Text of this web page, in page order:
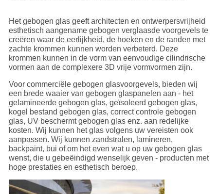
Het gebogen glas geeft architecten en ontwerpersvrijheid
esthetisch aangename gebogen verglaasde voorgevels te
creëren waar de eerlijkheid, de hoeken en de randen met
zachte krommen kunnen worden verbeterd. Deze
krommen kunnen in de vorm van eenvoudige cilindrische
vormen aan de complexere 3D vrije vormvormen zijn.
Voor commerciële gebogen glasvoorgevels, bieden wij
een brede waaier van gebogen glaspanelen aan - het
gelamineerde gebogen glas, geïsoleerd gebogen glas,
kogel bestand gebogen glas, correct controle gebogen
glas, UV beschermt gebogen glas enz. aan redelijke
kosten. Wij kunnen het glas volgens uw vereisten ook
aanpassen. Wij kunnen zandstralen, lamineren,
backpaint, bui of om het even wat u op uw gebogen glas
wenst, die u gebeëindigd wenselijk geven - producten met
hoge prestaties en esthetisch beroep.